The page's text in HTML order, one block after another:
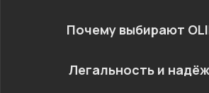
Почему выбирают
Легальность и